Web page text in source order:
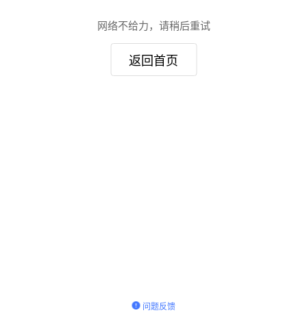
网络不给力，请稍后重试
返回首页
问题反馈